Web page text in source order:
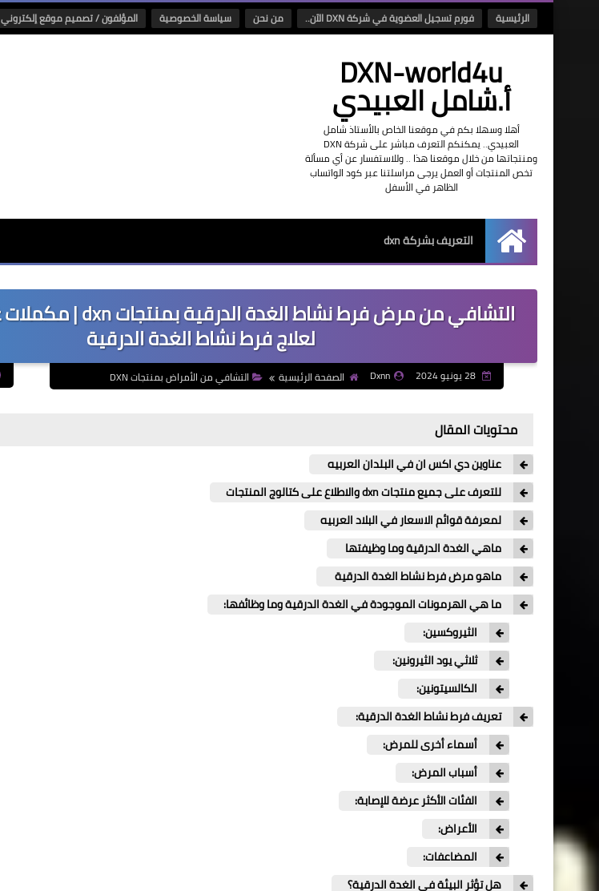
الرئيسية فورم تسجيل العضوية في شركة DXN الآن.. من نحن سياسة الخصوصية المؤلفون / تصميم موقع إلكتروني
DXN-world4u
أ.شامل العبيدي
أهلا وسهلا بكم في موقعنا الخاص بالأستاذ شامل
العبيدي.. يمكنكم التعرف مباشر على شركة DXN
ومنتجاتها من خلال موقعنا هذا .. وللاستفسار عن أي مسألة
تخص المنتجات أو العمل يرجى مراسلتنا عبر كود الواتساب
الظاهر في الأسفل
الرئيسية
التعريف بشركة dxn
لعلاج فرط نشاط الغدة الدرقية
Dxnn الصفحة الرئيسية التشافي من الأمراض بمنتجات DXN
محتويات المقال
عناوين دي اكس ان في البلدان العربيه
للتعرف على جميع منتجات dxn والاطلاع على كتالوج المنتجات
لمعرفة قوائم الاسعار في البلاد العربيه
ماهي الغدة الدرقية وما وظيفتها
ماهو مرض فرط نشاط الغدة الدرقية
ما هي الهرمونات الموجودة في الغدة الدرقية وما وظائفها:
الثيروكسين:
ثلاثي يود الثيرونين:
الكالسيتونين:
تعريف فرط نشاط الغدة الدرقية:
أسماء أخرى للمرض:
أسباب المرض:
الفئات الأكثر عرضة للإصابة:
الأعراض:
المضاعفات:
هل تؤثر البيئة في الغدة الدرقية؟